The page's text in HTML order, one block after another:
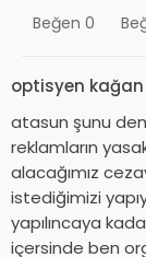
Beğen 0
optisyen kağan
atasun şunu
reklamların
alacağımız
istediğimizi
yapılıncaya
içersinde ben